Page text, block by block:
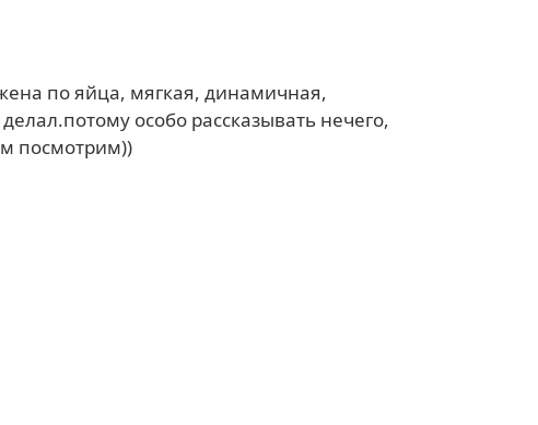
по яйца, мягкая, динамичная,
особо рассказывать нечего,
посмотрим))